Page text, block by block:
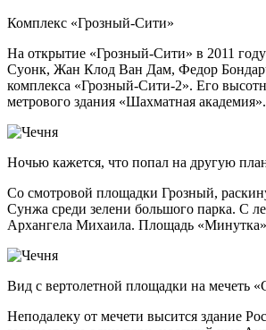
Комплекс «Грозный-Сити»
На открытие «Грозный-Сити» в 2011
Суонк, Жан Клод Ван Дам, Федор
комплекса «Грозный-Сити-2». Его
метрового здания «Шахматная академия».
Ночью кажется, что попал на другую
Со смотровой площадки Грозный,
Сунжа среди зелени большого парка. С
Архангела Михаила. Площадь «Минутка»
Вид с вертолетной площадки на мечеть
Неподалеку от мечети высится здание